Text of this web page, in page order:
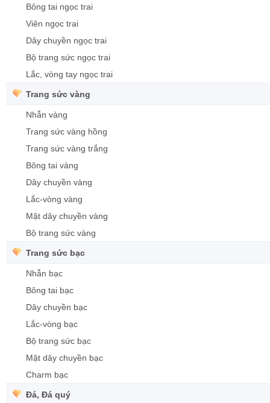
Bông tai ngọc trai
Viên ngọc trai
Dây chuyền ngọc trai
Bộ trang sức ngọc trai
Lắc, vòng tay ngọc trai
Trang sức vàng
Nhẫn vàng
Trang sức vàng hồng
Trang sức vàng trắng
Bông tai vàng
Dây chuyền vàng
Lắc-vòng vàng
Mặt dây chuyền vàng
Bộ trang sức vàng
Trang sức bạc
Nhẫn bạc
Bông tai bạc
Dây chuyền bạc
Lắc-vòng bạc
Bộ trang sức bạc
Mặt dây chuyền bạc
Charm bạc
Đá, Đá quý